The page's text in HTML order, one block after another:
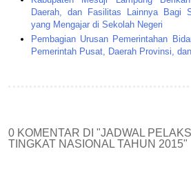
Daerah, dan Fasilitas Lainnya Bagi
yang Mengajar di Sekolah Negeri
Pembagian Urusan Pemerintahan
Pemerintah Pusat, Daerah Provinsi,
0 KOMENTAR DI "JADWAL
TINGKAT NASIONAL TAHUN 2015"